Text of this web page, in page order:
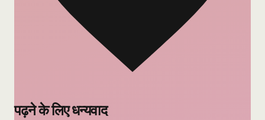
पढ़ने के लिए धन्यवाद